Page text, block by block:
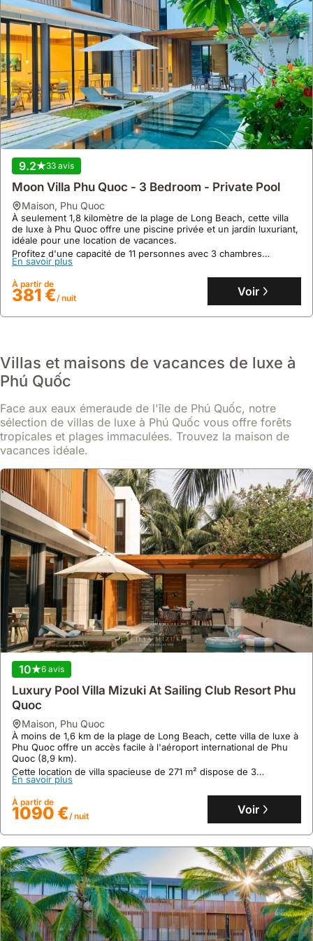
9.3 3 avis
Beachbi Villa
maison
À seulement 300 mètres du marché nocturne animé de Phú Quốc,
cette villa de luxe offre un accès privilégié à la plage en 5 à 7
minutes de marche, idéal pour une maison de vacances.
Cet hébergement de vacances spacieux peut accueillir jusqu'à 16
personnes dans ses 5 chambres climatisées, disposant chacune
piscine commune à proximité.
En savoir plus
À partir de
224 €/ nuit Voir
9.9 14 avis
Evelyn Villa 3 (V708)-4br Villa With Private Pool
maison
À 10 minutes à pied de la plage de Khem, cette villa de luxe à Phu
Quoc offre 4 chambres et 3 salles de bain pour 9 personnes, avec
une cuisine équipée, climatisation, piscine privée et jacuzzi.
Profitez d'une connexion WiFi gratuite et d'un jardin tranquille
dans cette maison de vacances située dans le Sun Tropical
Village, à seulement 30 minutes en voiture de l'aéroport
international de Phu Quoc.
En savoir plus
À partir de
298 €/ nuit Voir
8.3 4 avis
Homestay Suối Mây Quốc An
maison,Phu Quoc
9.2 33 avis
Moon Villa Phu Quoc - 3 Bedroom - Private Pool
maison, Phu Quoc
À seulement 1,8 kilomètre de la plage de Long Beach, cette villa
de luxe à Phu Quoc offre une piscine privée et un jardin luxuriant,
idéale pour une location de vacances.
Profitez d'une capacité de 11 personnes avec 3 chambres
climatisées, une cuisine entièrement équipée, un bar sur place et
des services de location de vélos et de voitures pour explorer
l'île.
En savoir plus
À partir de
381 €/ nuit Voir
Villas et maisons de vacances de luxe à
Phú Quốc
Face aux eaux émeraude de l'île de Phú Quốc, notre
sélection de villas de luxe à Phú Quốc vous offre forêts
tropicales et plages immaculées. Trouvez la maison de
vacances idéale.
10 6 avis
Luxury Pool Villa Mizuki At Sailing Club Resort Phu
Quoc
maison, Phu Quoc
À moins de 1,6 km de la plage de Long Beach, cette villa de luxe à
Phu Quoc offre un accès facile à l'aéroport international de Phu
Quoc (8,9 km).
Cette location de villa spacieuse de 271 m² dispose de 3
chambres, accueille jusqu'à 11 personnes et propose une piscine
privée, une terrasse avec vue sur le jardin, une cuisine équipée et
un centre de remise en forme.
En savoir plus
À partir de
1090 €/ nuit Voir